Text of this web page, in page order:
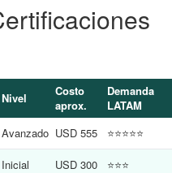
Nivel
Costo
aprox.
Demanda
LATAM
Avanzado USD 555 ⭐⭐⭐⭐⭐
Inicial USD 300 ⭐⭐⭐